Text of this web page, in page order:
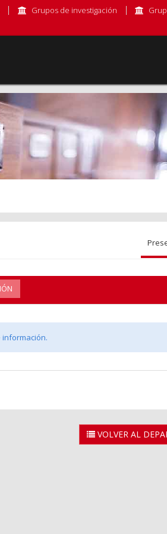
Grupos de investigación
información.
VOLVER AL